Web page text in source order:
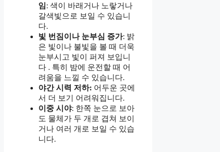
임: 색이 바래거나 노랗거나
갈색빛으로 보일 수 있습니
다.
빛 번짐이나 눈부심 증가: 밝
은 빛이나 불빛을 볼 때 더욱
눈부시고 빛이 퍼져 보입니
다 . 특히 밤에 운전할 때 어
려움을 느낄 수 있습니다.
야간 시력 저하: 어두운 곳에
서 더 보기 어려워집니다.
이중 시야: 한쪽 눈으로 보아
도 물체가 두 개로 겹쳐 보이
거나 여러 개로 보일 수 있습
니다.